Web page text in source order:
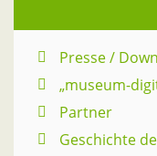
Presse /
„museum-
Partner
Geschichte